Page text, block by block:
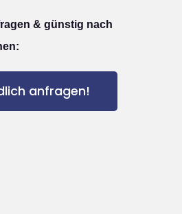
& günstig nach
anfragen!